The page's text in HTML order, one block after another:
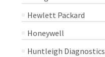
Hewlett Packard
Honeywell
Huntleigh Diagnostics